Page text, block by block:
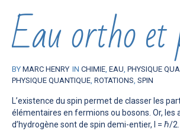
Eau ortho
BY MARC HENRY IN CHIMIE EAU PHYSIQUE
PHYSIQUE QUANTIQUE ROTATIONS SPIN
L’existence du spin permet de classer les
élémentaires en fermions ou bosons. Or, les
d’hydrogène sont de spin demi-entier, I = ℏ/2.